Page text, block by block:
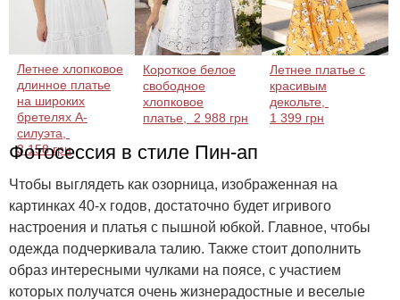
Летнее хлопковое
длинное платье
на широких
бретелях А-
силуэта,
3 158 грн
Короткое белое
свободное
хлопковое
платье, 2 988 грн
Летнее платье с
красивым
декольте,
1 399 грн
Фотосессия в стиле Пин-ап
Чтобы выглядеть как озорница, изображенная на
картинках 40-х годов, достаточно будет игривого
настроения и платья с пышной юбкой. Главное, чтобы
одежда подчеркивала талию. Также стоит дополнить
образ интересными чулками на поясе, с участием
которых получатся очень жизнерадостные и веселые